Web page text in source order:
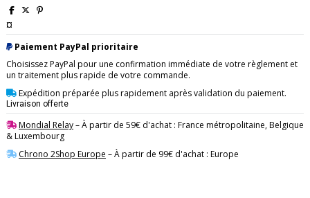
¤
Paiement PayPal prioritaire
Choisissez PayPal pour une confirmation immédiate de votre règlement et
un traitement plus rapide de votre commande.
Expédition préparée plus rapidement après validation du paiement.
Livraison offerte
Mondial Relay– À partir de 59€ d'achat : France métropolitaine, Belgique
& Luxembourg
Chrono 2Shop Europe – À partir de 99€ d'achat : Europe